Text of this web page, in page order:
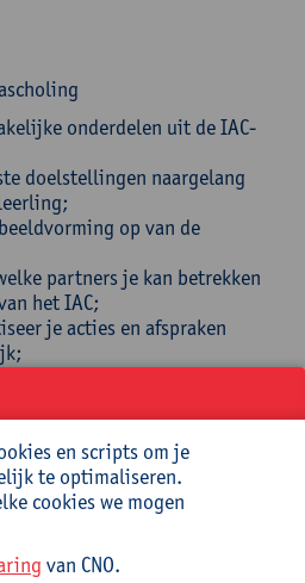
onderdelen uit de IAC-
doelstellingen naargelang
op van de
partners je kan betrekken
het IAC;
je acties en afspraken
(zorg)roosters te
toe;
IAC-plannen.
en scripts om je
te optimaliseren.
cookies we mogen
van CNO.